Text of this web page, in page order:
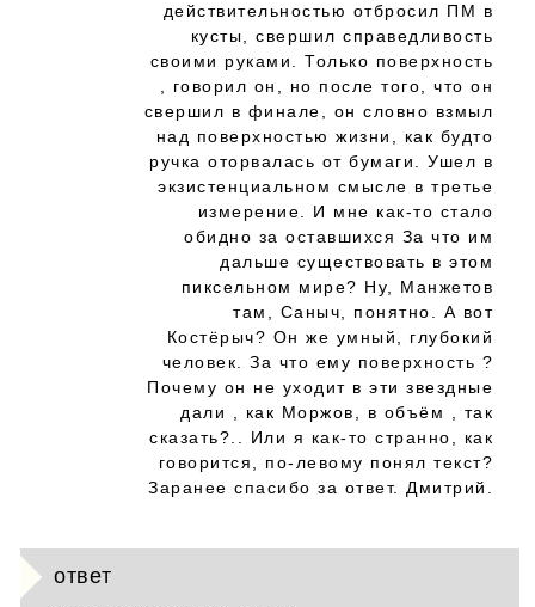
действительностью отбросил ПМ в
кусты, свершил справедливость
своими руками. Только поверхность
, говорил он, но после того, что он
свершил в финале, он словно взмыл
над поверхностью жизни, как будто
ручка оторвалась от бумаги. Ушел в
экзистенциальном смысле в третье
измерение. И мне как-то стало
обидно за оставшихся За что им
дальше существовать в этом
пиксельном мире? Ну, Манжетов
там, Саныч, понятно. А вот
Костёрыч? Он же умный, глубокий
человек. За что ему поверхность ?
Почему он не уходит в эти звездные
дали , как Моржов, в объём , так
сказать?.. Или я как-то странно, как
говорится, по-левому понял текст?
Заранее спасибо за ответ. Дмитрий.
ответ